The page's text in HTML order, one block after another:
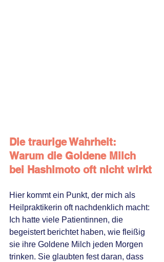
Die traurige Wahrheit:
Warum die Goldene Milch
bei Hashimoto oft nicht wirkt
Hier kommt ein Punkt, der mich als
Heilpraktikerin oft nachdenklich macht:
Ich hatte viele Patientinnen, die
begeistert berichtet haben, wie fleißig
sie ihre Goldene Milch jeden Morgen
trinken. Sie glaubten fest daran, dass